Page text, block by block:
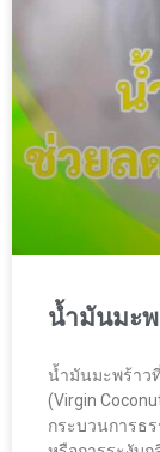
น้ำมันมะ
น้ำมันมะพร้าว
(Virgin
กระบวนการธ